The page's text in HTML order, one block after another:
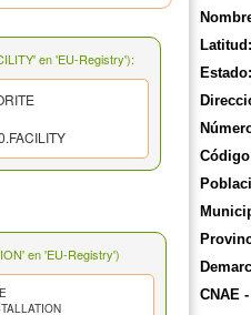
en 'EU-Registry'):
en 'EU-Registry')
Latitud:
Estado:
CNAE